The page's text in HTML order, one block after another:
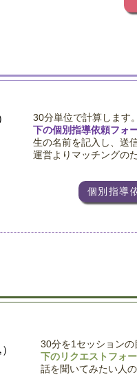
30分単位で計算します。
下の個別指導依頼フォ
生の名前を記入し、送
運営よりマッチングの
個別指導
30分を1セッションの
下のリクエストフォ
話を聞いてみたい人